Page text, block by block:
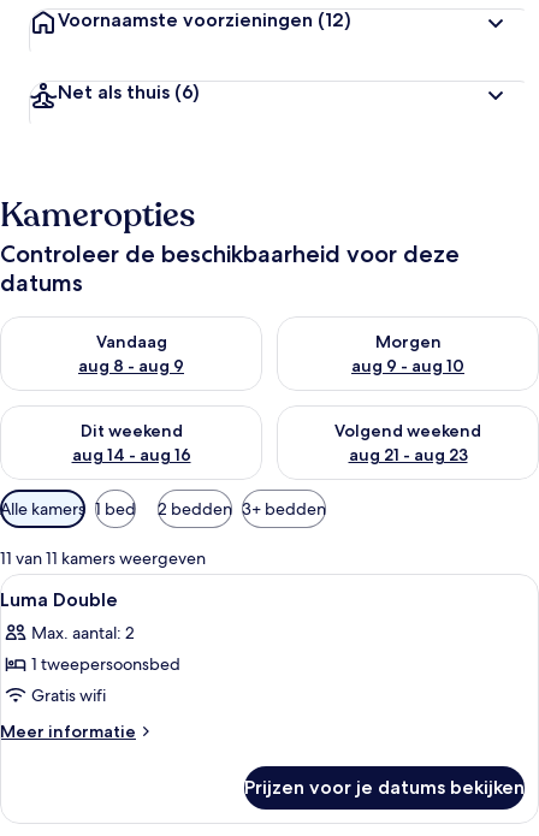
Voornaamste voorzieningen (12)
Net als thuis (6)
Kameropties
Controleer de beschikbaarheid voor deze
datums
Vandaag
aug 8 - aug 9
De beschikbaarheid controleren voor vanavond aug 8 - aug 9
Morgen
aug 9 - aug 10
De beschikbaarheid
Dit weekend
aug 14 - aug 16
De beschikbaarheid controleren voor dit weekend aug 14 -
Volgend weekend
aug 21 - aug 23
De beschikbaarheid
Beschikbare
filters
voor
kamers
Alle kamers 1 bed 2 bedden 3+ bedden
11 van 11 kamers weergeven
Alle
foto's
voor
Luma
Double
laden
Een kluis op de kamer,
10
Luma Double
Max. aantal: 2
1 tweepersoonsbed
Gratis wifi
Meer informatie
Meer
Double
Prijzen voor je datums bekijken